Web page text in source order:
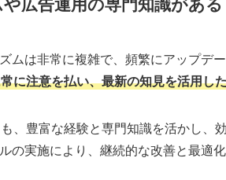
企画から撮影、編集、投稿、分析まで
社内の人材リソースを本業に集中させ